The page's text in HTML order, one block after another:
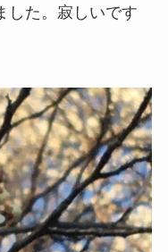
した。寂しいです